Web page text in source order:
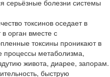
серьёзные болезни системы
токсинов оседает в
орган вместе с
токсины проникают в
процессы метаболизма,
живота, диарее, запорам.
быструю